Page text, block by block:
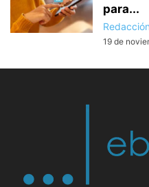
para...
19 de